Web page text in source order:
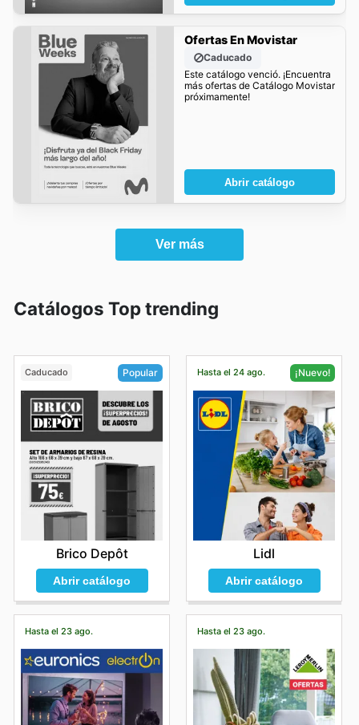
Ofertas En Movistar
Caducado
Este catálogo venció. ¡Encuentra
más ofertas de Catálogo Movistar
próximamente!
Abrir catálogo
Ver más
Catálogos Top trending
Caducado Popular
Brico Depôt
Abrir catálogo
Hasta el 24 ago. ¡Nuevo!
Lidl
Abrir catálogo
Hasta el 23 ago. Hasta el 23 ago.